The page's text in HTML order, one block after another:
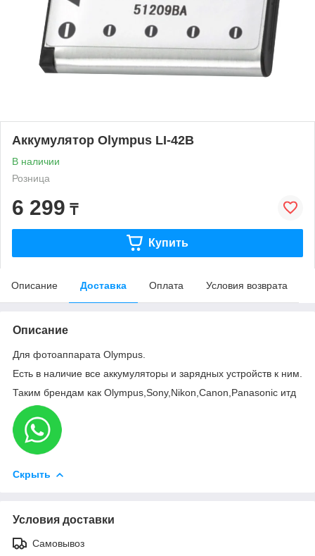
Аккумулятор Olympus LI-42B
В наличии
Розница
6 299 ₸
Купить
Описание Доставка Оплата Условия возврата
Описание
Для фотоаппарата Olympus.
Есть в наличие все аккумуляторы и зарядных устройств к ним.
Таким брендам как Olympus,Sony,Nikon,Canon,Panasonic итд
Скрыть
Условия доставки
Самовывоз